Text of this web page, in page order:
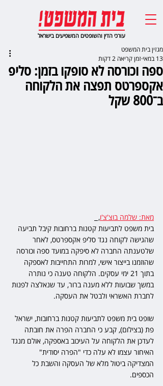
עורכי הדין והשופטים המשפיעים בישראל
ספה וכורסה לא סופקו בזמן: סליפ
אקספרטס תפצה את הלקוחה
ב־800 שקל
מגזין בית המשפט
13 במאי
זמן קריאה 2 דקות
מאת: שלמה בוצ'צ'ו,
בית משפט לתביעות קטנות ברחובות קיבל תביעה
שהגישה לקוחה נגד סליפ אקספרטס, לאחר
שלטענתה החברה לא סיפקה במועד ספה וכורסה
שהוזמנו בייצור אישי, למרות התחייבות לאספקה
בתוך 21 ימי עסקים. הלקוחה טענה כי נותרה
במשך שבועות ללא מענה ברור, עד שנאלצה לפנות
לחברת האשראי ולבטל את העסקה.
שופט בית משפט לתביעות קטנות ברחובות, ישראל
פת (בצילום), קבע כי החברה הפרה את חובתה
לעדכן את הלקוחה על העיכוב באספקה, אולם מנגד
האיחור עצמו לא עלה כדי "הפרה יסודית"
המצדיקה ביטול מלא של העסקה והשבת כל
הכספים.